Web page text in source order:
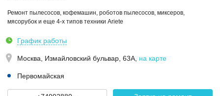
Ремонт пылесосов, кофемашин, роботов пылесосов, миксеров,
мясорубок и еще 4-х типов техники Ariete
График работы
Москва, Измайловский бульвар, 63А на карте
Первомайская